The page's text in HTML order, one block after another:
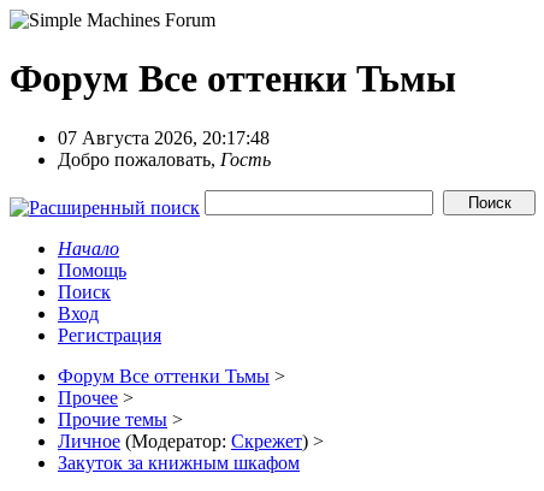
Форум Все оттенки Тьмы
07 Августа 2026, 20:17:48
Добро пожаловать, Гость
Начало
Помощь
Поиск
Вход
Регистрация
Форум Все оттенки Тьмы >
Прочее >
Прочие темы >
Личное (Модератор: Скрежет) >
Закуток за книжным шкафом